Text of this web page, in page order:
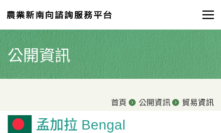
公開資訊
首頁 公開資訊 貿易資訊
孟加拉 Bengal